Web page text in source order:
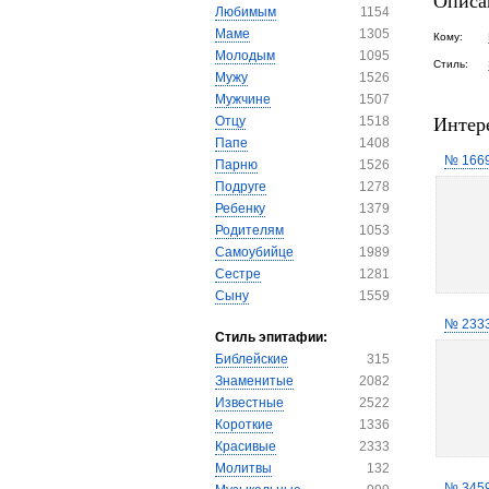
Любимым
1154
Маме
1305
Молодым
1095
Мужу
1526
Мужчине
1507
Отцу
1518
Папе
1408
Парню
1526
Подруге
1278
Ребенку
1379
Родителям
1053
Самоубийце
1989
Сестре
1281
Сыну
1559
Стиль эпитафии:
Библейские
315
Знаменитые
2082
Известные
2522
Короткие
1336
Красивые
2333
Молитвы
132
Кому:
Стиль:
№
№